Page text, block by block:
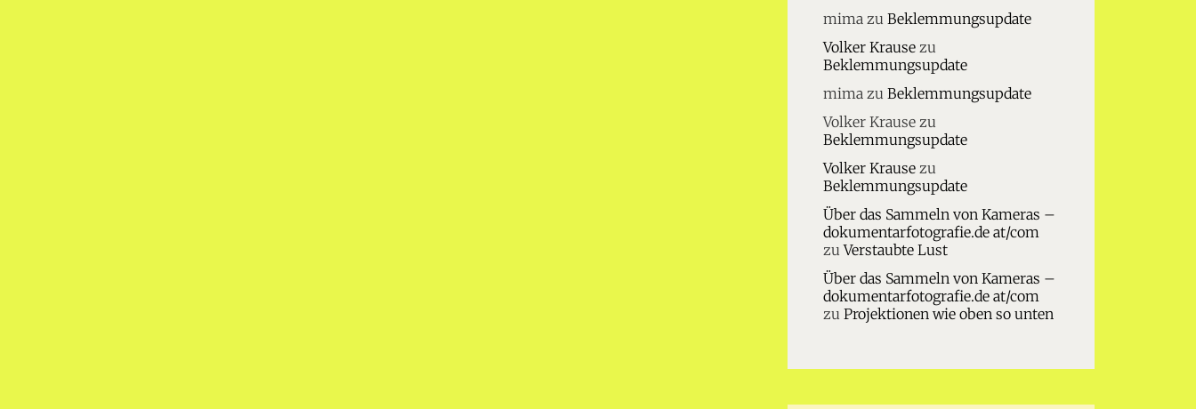
mimazu Beklemmungsupdate
Volker Krausezu
Beklemmungsupdate
mimazu Beklemmungsupdate
Volker Krausezu
Beklemmungsupdate
Volker Krausezu
Beklemmungsupdate
Über das Sammeln von Kameras –
dokumentarfotografie.de at/com
zuVerstaubte Lust
Über das Sammeln von Kameras –
dokumentarfotografie.de at/com
zu Projektionen wie oben so unten